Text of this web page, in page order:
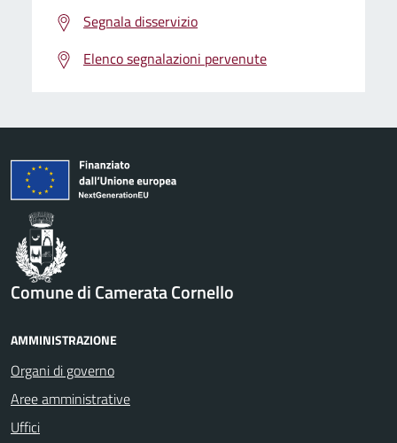
Segnala disservizio
Elenco segnalazioni pervenute
Comune di Camerata Cornello
AMMINISTRAZIONE
Organi di governo
Aree amministrative
Uffici